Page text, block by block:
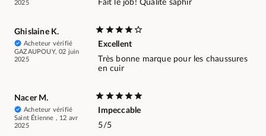
2025
Fait le job! Qualité saphir
Ghislaine K.
Acheteur vérifié
GAZAUPOUY, 02 juin
2025
Excellent
Très bonne marque pour les chaussures
en cuir
Nacer M.
Acheteur vérifié
Saint Étienne , 12 avr
2025
Impeccable
5/5